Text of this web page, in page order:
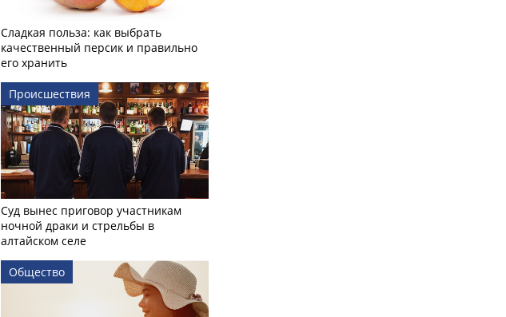
Сладкая польза: как выбрать
качественный персик и правильно
его хранить
Происшествия
Суд вынес приговор участникам
ночной драки и стрельбы в
алтайском селе
Общество